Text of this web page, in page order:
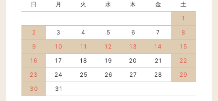
日 月 火 水 木 金
土
1
2
3 4 5 6 7
8
9
10 11 12 13 14
15
16
17 18 19 20 21
22
23
24 25 26 27 28
29
30
31